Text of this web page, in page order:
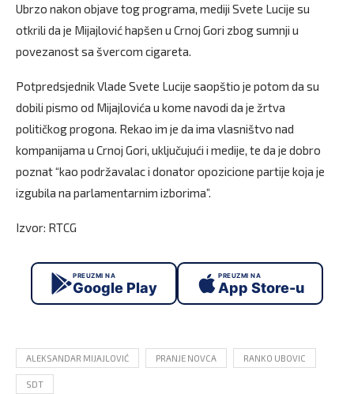
Ubrzo nakon objave tog programa, mediji Svete Lucije su
otkrili da je Mijajlović hapšen u Crnoj Gori zbog sumnji u
povezanost sa švercom cigareta.
Potpredsjednik Vlade Svete Lucije saopštio je potom da su
dobili pismo od Mijajlovića u kome navodi da je žrtva
političkog progona. Rekao im je da ima vlasništvo nad
kompanijama u Crnoj Gori, uključujući i medije, te da je dobro
poznat “kao podržavalac i donator opozicione partije koja je
izgubila na parlamentarnim izborima”.
Izvor: RTCG
PREUZMI NA
Google Play
PREUZMI NA
App Store-u
ALEKSANDAR MIJAJLOVIĆ PRANJE NOVCA RANKO UBOVIC
SDT